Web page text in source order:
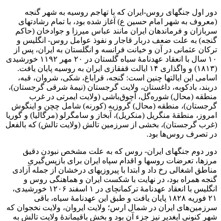
دور اول جنگهای روس-ایران که با تهاجم روسیه به شهر گنجه
(معروف به شهر امام حسین ع) آغاز شده بود، با تمام رشادتهای
سربازان و فرماندهان ایران مانند عباس میرزا و جوادخان (حاکم
گنجه) به علت ضعف دربار قاجار و نفوذ عوامل روس- انگلیس و
ترکان عثمانی در آن و خیانت فرانسه و انگلستان به ایران، پس از
۱۰ سال با انعقاد عهدنامۀ سیاه گلستان در ۲۰ مهر ۱۱۹۲ خورشیدی
(۱۸۱۳) و واگذاری ۱۴ ایالت قفقازی ایران به روسیه پایان یافت.
اسامی این ایالتها چنین است: گنجه، قراباغ، شکی، شروان، قبه،
دربند، بادکوبه، داغستان، ولایت گرجستان (نیمهٔ شرقی گرجستان)،
منطقه (محال) شوره‌گل، آچوق‌باشی (ولایت ایمرتی در غرب
گرجستان)، منطقه (محال) گروزیه (کورنه) شامل چچن و اینگوش
امروز، منطقۀ منگریل (منکریل)، آبخاز و سامگرلو (مرگالیا) و گوریا
(غرب گرجستان)، بخشی از سرزمین تالش (ولایت تالش) که بالفعل
در تصرف روس‌ها بود.
دور دوم جنگهای ایران- روس که به علت مشخص نبودن دقیق
مرزها، تعرضات روسها و اقدام سپاه ایران برای بازپس‌گیری
مناطق اشغالی رخ داد و ابتدا با پیروزیهای درخشان از جمله آزادی
گنجه همراه بود، در نهایت با شکست ایران و هماهنگی روس و
انگلیس با انعقاد عهدنامۀ ترکمانچای در ۱ اسفند ۱۲۰۶ خورشیدی،
۲۱ فوریه ۱۸۲۸ پایان یافت و طبق این عهدنامۀ سیاه، باقی
سرزمین‌های ایران در شمال ارس؛ ولایت ایروان، ولایت نخجوان که
شهر کنونی ایغدیر نیز جزء آن بود و بخش باقیماندۀ ولایت تالش به